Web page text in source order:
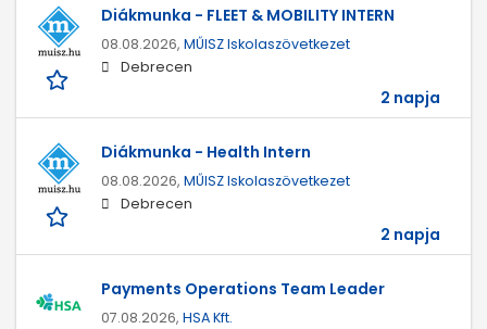
Diákmunka - FLEET & MOBILITY INTERN
08.08.2026, MŰISZ Iskolaszövetkezet
Debrecen
2 napja
Diákmunka - Health Intern
08.08.2026, MŰISZ Iskolaszövetkezet
Debrecen
2 napja
Payments Operations Team Leader
07.08.2026, HSA Kft.